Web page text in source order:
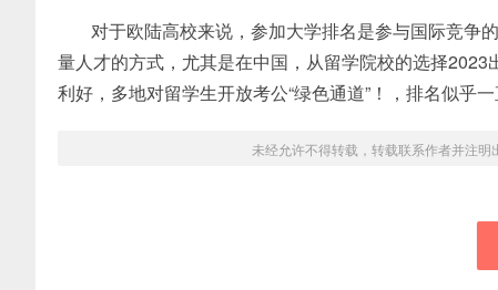
对于欧陆高校来说，参加大学排名是参与国际竞争
量人才的方式，尤其是在中国，从留学院校的选择
利好，多地对留学生开放考公“绿色通道”！，排名似乎
未经允许不得转载，转载联系作者并注明